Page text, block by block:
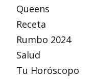
Queens
Receta
Rumbo 2024
Salud
Tu Horóscopo